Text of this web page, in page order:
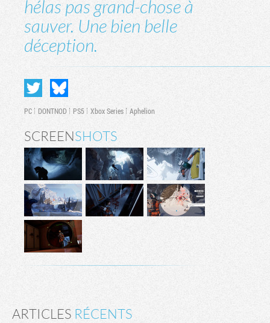
hélas pas grand-chose à
sauver. Une bien belle
déception.
PC DONTNOD PS5 Xbox Series Aphelion
SCREENSHOTS
ARTICLES RÉCENTS